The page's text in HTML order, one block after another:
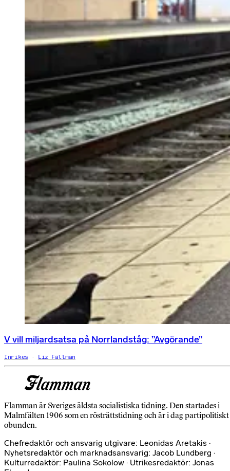
V vill miljardsatsa på Norrlandståg: ”Avgörande”
Inrikes Liz Fällman
Flamman är Sveriges äldsta socialistiska tidning. Den startades i
Malmfälten 1906 som en rösträttstidning och är i dag partipolitiskt
obunden.
Chefredaktör och ansvarig utgivare: Leonidas Aretakis ·
Nyhetsredaktör och marknadsansvarig: Jacob Lundberg ·
Kulturredaktör: Paulina Sokolow · Utrikesredaktör: Jonas